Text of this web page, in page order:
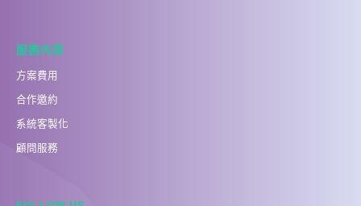
服務內容
方案費用
合作邀約
系統客製化
顧問服務